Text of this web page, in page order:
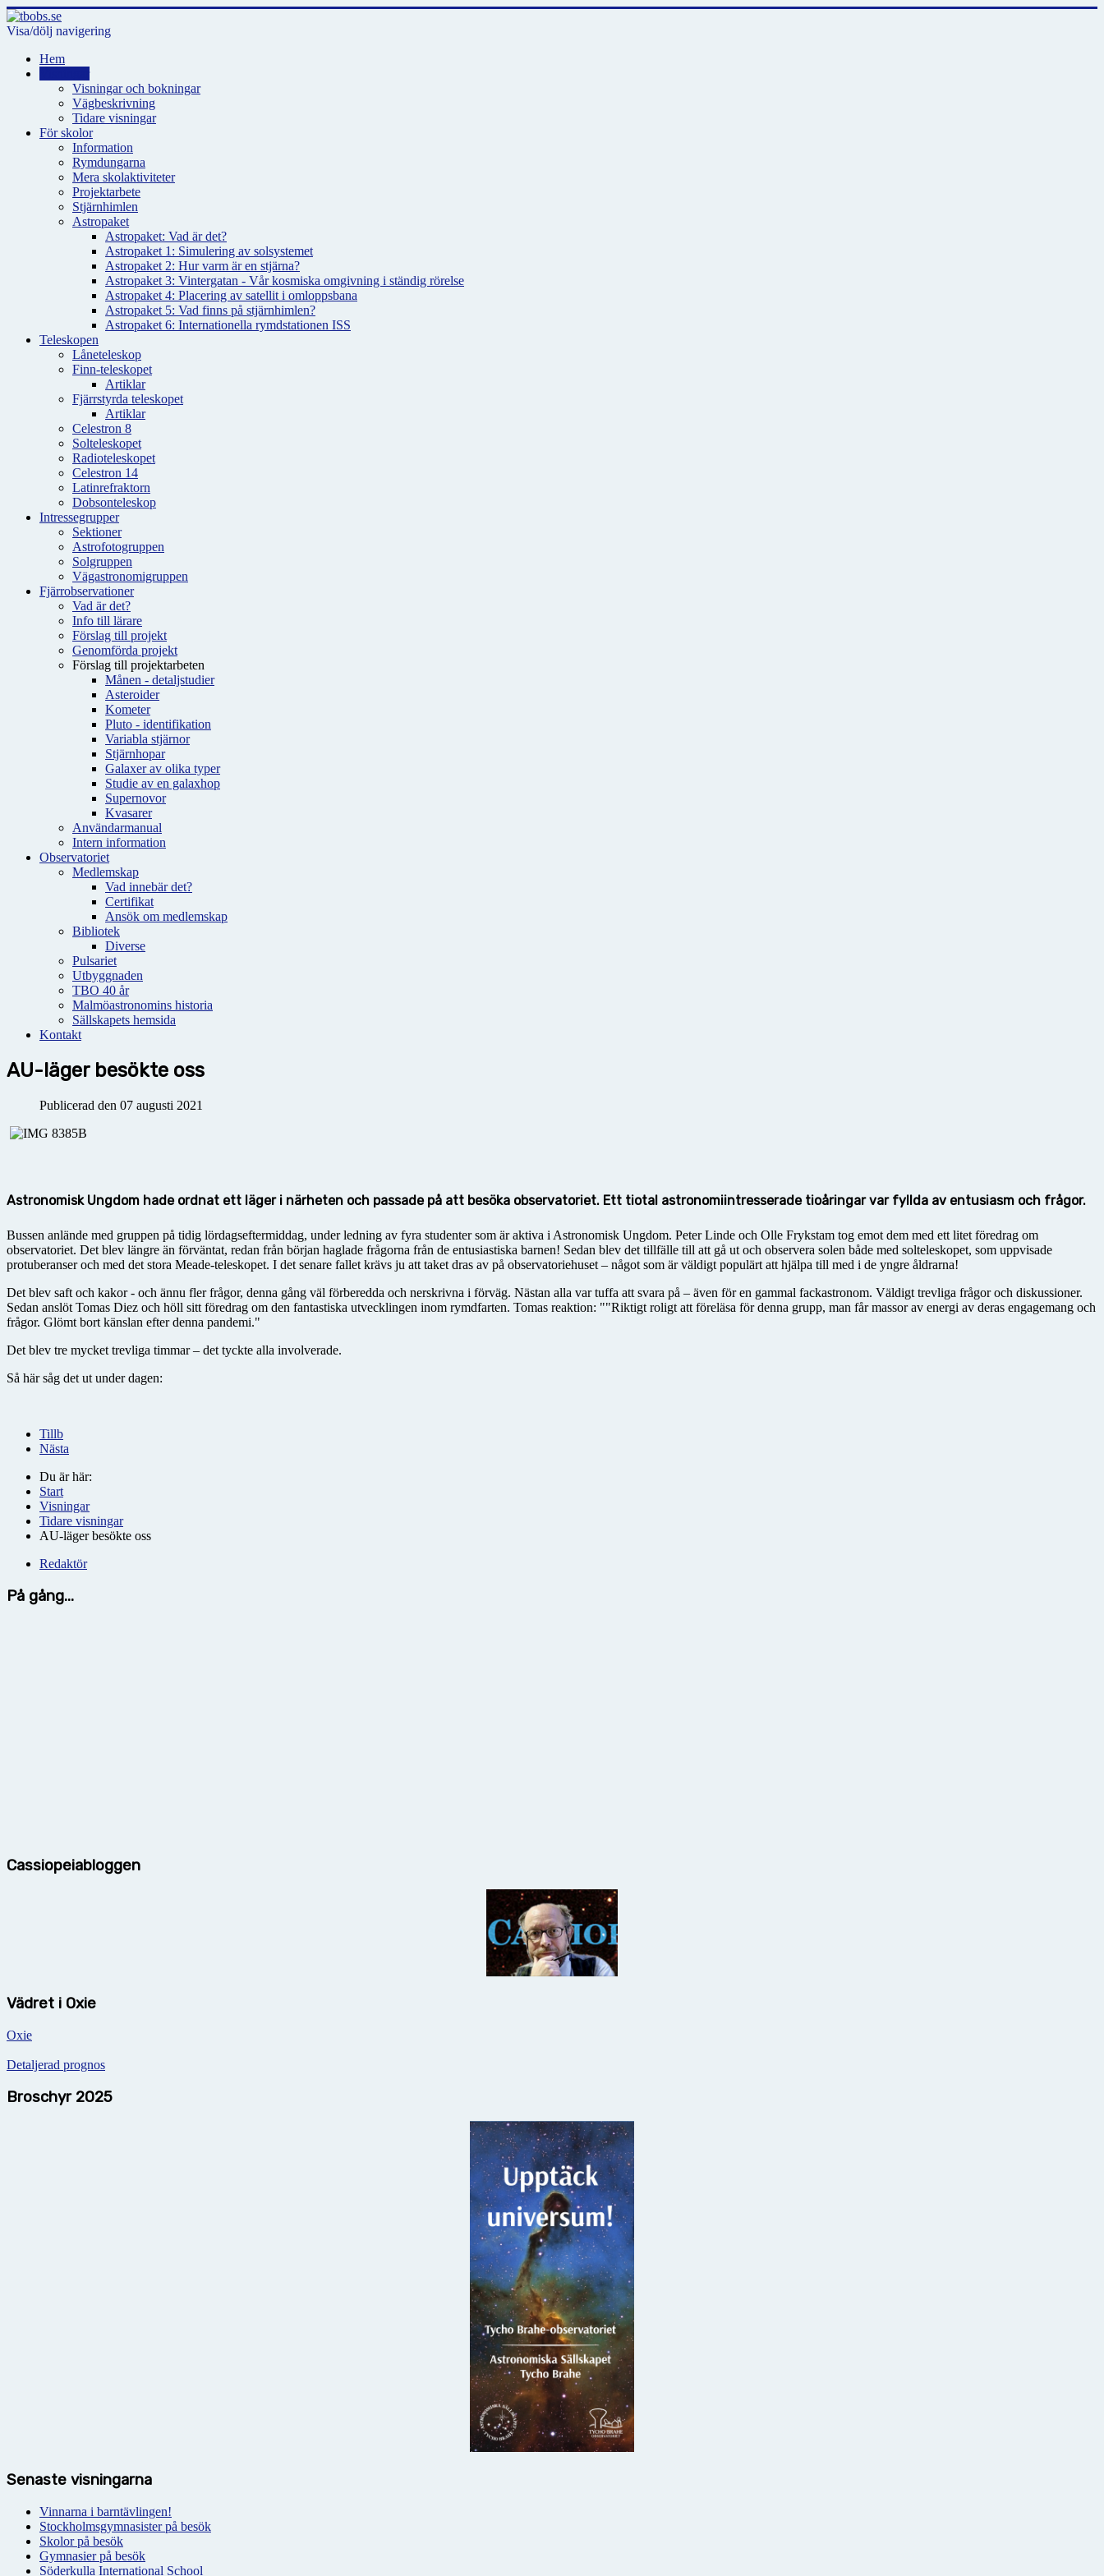
Visa/dölj navigering
Hem
Visningar och bokningar
Vägbeskrivning
Tidare visningar
För skolor
Information
Rymdungarna
Mera skolaktiviteter
Projektarbete
Stjärnhimlen
Astropaket
Astropaket: Vad är det?
Astropaket 1: Simulering av solsystemet
Astropaket 2: Hur varm är en stjärna?
Astropaket 3: Vintergatan - Vår kosmiska omgivning i ständig rörelse
Astropaket 4: Placering av satellit i omloppsbana
Astropaket 5: Vad finns på stjärnhimlen?
Astropaket 6: Internationella rymdstationen ISS
Teleskopen
Låneteleskop
Finn-teleskopet
Artiklar
Fjärrstyrda teleskopet
Artiklar
Celestron 8
Solteleskopet
Radioteleskopet
Celestron 14
Latinrefraktorn
Dobsonteleskop
Intressegrupper
Sektioner
Astrofotogruppen
Solgruppen
Vägastronomigruppen
Fjärrobservationer
Vad är det?
Info till lärare
Förslag till projekt
Genomförda projekt
Förslag till projektarbeten
Månen - detaljstudier
Asteroider
Kometer
Pluto - identifikation
Variabla stjärnor
Stjärnhopar
Galaxer av olika typer
Studie av en galaxhop
Supernovor
Kvasarer
Användarmanual
Intern information
Observatoriet
Medlemskap
Vad innebär det?
Certifikat
Ansök om medlemskap
Bibliotek
Diverse
Pulsariet
Utbyggnaden
TBO 40 år
Malmöastronomins historia
Sällskapets hemsida
Kontakt
AU-läger besökte oss
Publicerad den 07 augusti 2021
Astronomisk Ungdom hade ordnat ett läger i närheten och passade på att besöka observatoriet. Ett tiotal astronomiintresserade tioåringar var fyllda av entusiasm och frågor.
Bussen anlände med gruppen på tidig lördagseftermiddag, under ledning av fyra studenter som är aktiva i Astronomisk Ungdom. Peter Linde och Olle Frykstam tog emot dem med ett litet föredrag om
observatoriet. Det blev längre än förväntat, redan från början haglade frågorna från de entusiastiska barnen! Sedan blev det tillfälle till att gå ut och observera solen både med solteleskopet, som uppvisade
protuberanser och med det stora Meade-teleskopet. I det senare fallet krävs ju att taket dras av på observatoriehuset – något som är väldigt populärt att hjälpa till med i de yngre åldrarna!
Det blev saft och kakor - och ännu fler frågor, denna gång väl förberedda och nerskrivna i förväg. Nästan alla var tuffa att svara på – även för en gammal fackastronom. Väldigt trevliga frågor och diskussioner.
Sedan anslöt Tomas Diez och höll sitt föredrag om den fantastiska utvecklingen inom rymdfarten. Tomas reaktion: ""Riktigt roligt att föreläsa för denna grupp, man får massor av energi av deras engagemang och
frågor. Glömt bort känslan efter denna pandemi."
Det blev tre mycket trevliga timmar – det tyckte alla involverade.
Så här såg det ut under dagen:
Tillb
Nästa
Du är här:
Start
Visningar
Tidare visningar
AU-läger besökte oss
Redaktör
På gång...
Cassiopeiabloggen
Vädret i Oxie
Oxie
Detaljerad prognos
Broschyr 2025
Senaste visningarna
Vinnarna i barntävlingen!
Stockholmsgymnasister på besök
Skolor på besök
Gymnasier på besök
Söderkulla International School